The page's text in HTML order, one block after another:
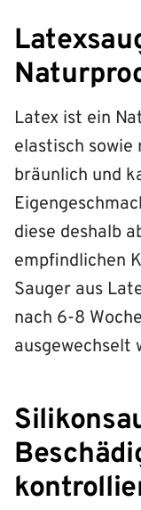
Latex ist ein
elastisch
bräunlich und
diese deshalb
empfindlichen
Sauger aus
nach 6-8
ausgewechselt